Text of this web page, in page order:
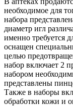
необходимое для
набора
диаметр игл
именно требуется
оснащен
целью
набор включает 2
набором
представлены
Также в наборы
обработки кожи и